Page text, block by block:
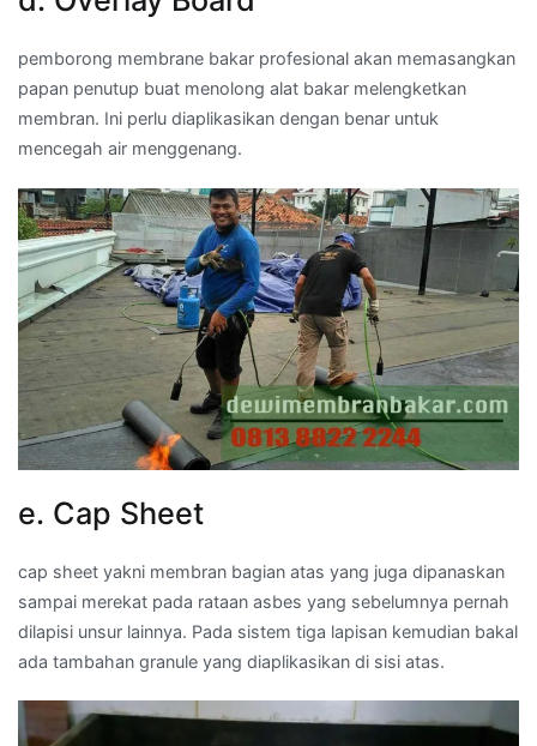
pemborong membrane bakar profesional akan memasangkan
papan penutup buat menolong alat bakar melengketkan
membran. Ini perlu diaplikasikan dengan benar untuk
mencegah air menggenang.
e. Cap Sheet
cap sheet yakni membran bagian atas yang juga dipanaskan
sampai merekat pada rataan asbes yang sebelumnya pernah
dilapisi unsur lainnya. Pada sistem tiga lapisan kemudian bakal
ada tambahan granule yang diaplikasikan di sisi atas.